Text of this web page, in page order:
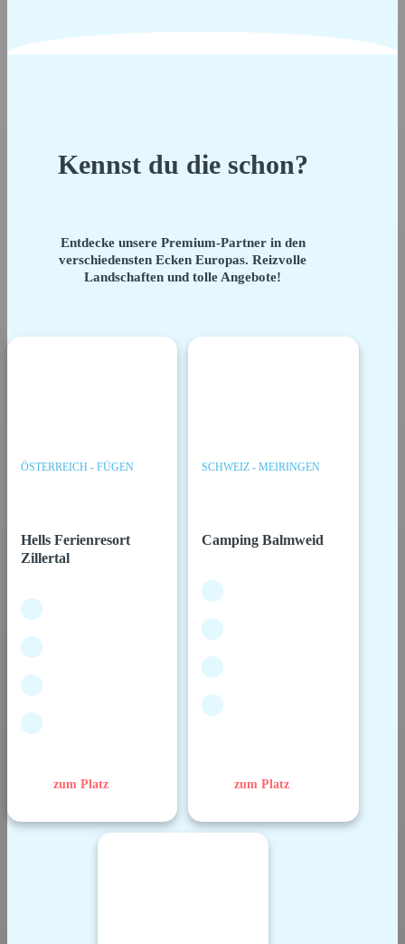
Kennst du die schon?
Entdecke unsere Premium-Partner in den
verschiedensten Ecken Europas. Reizvolle
Landschaften und tolle Angebote!
ÖSTERREICH - FÜGEN
Hells Ferienresort
Zillertal
zum Platz
SCHWEIZ - MEIRINGEN
Camping Balmweid
zum Platz